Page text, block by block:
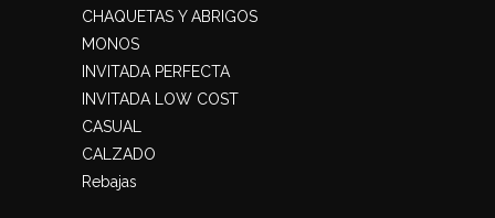
CHAQUETAS Y ABRIGOS
MONOS
INVITADA PERFECTA
INVITADA LOW COST
CASUAL
CALZADO
Rebajas